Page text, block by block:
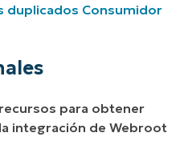
duplicados Consumidor
para obtener
integración de Webroot